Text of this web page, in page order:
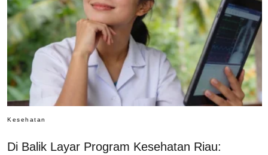
Kesehatan
Di Balik Layar Program Kesehatan Riau: